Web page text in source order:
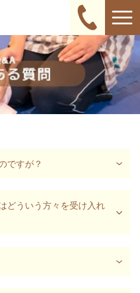
ですが？
どういう方々を受け入れ